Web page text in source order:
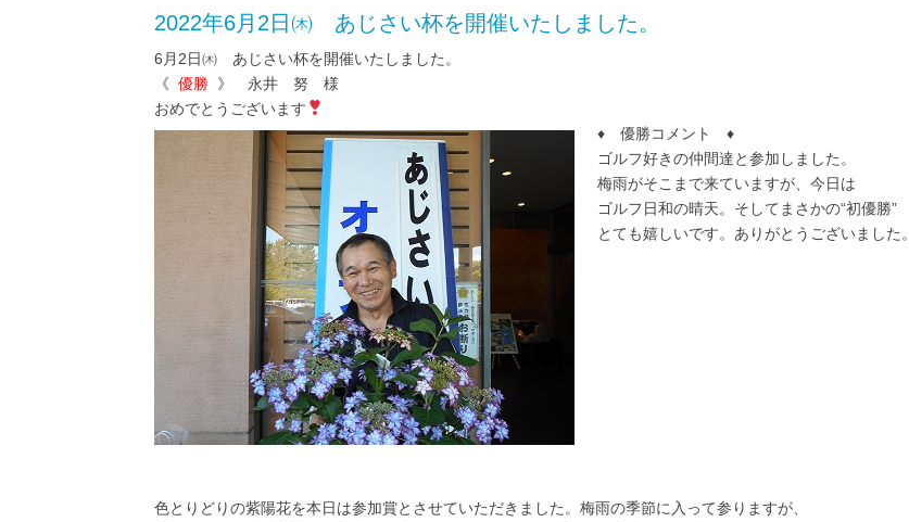
2022年6月2日㈭ あじさい杯を開催いたしました。
6月2日㈭ あじさい杯を開催いたしました。
《 優勝 》 永井 努 様
おめでとうございます
♦ 優勝コメント ♦
ゴルフ好きの仲間達と参加しました。
梅雨がそこまで来ていますが、今日は
ゴルフ日和の晴天。そしてまさかの“初優勝”
とても嬉しいです。ありがとうございました。
色とりどりの紫陽花を本日は参加賞とさせていただきました。梅雨の季節に入って参りますが、